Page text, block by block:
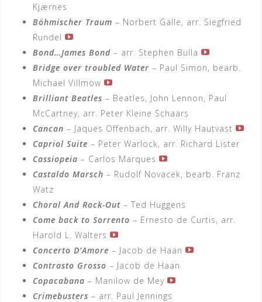
Kjærnes
Böhmischer Traum – Norbert Gälle, arr. Siegfried
Rundel
Bond…James Bond – arr. Stephen Bulla
Bridge over troubled Water – Paul Simon, bearb.
Michael Villmow
Brilliant Beatles – Beatles, John Lennon, Paul
McCartney, arr. Peter Kleine Schaars
Cancan – Jaques Offenbach, arr. Willy Hautvast
Capriol Suite – Peter Warlock, arr. Richard Lister
Cassiopeia – Carlos Marques
Castaldo Marsch – Rudolf Novacek, bearb. Franz
Watz
Choral And Rock-Out – Ted Huggens
Come back to Sorrento – Ernesto de Curtis, arr.
Harold L. Walters
Concerto D’Amore – Jacob de Haan
Contrasto Grosso – Jacob de Haan
Copacabana – Manilow de Mey
Crimebusters – arr. Paul Jennings